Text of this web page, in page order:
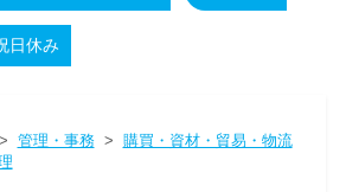
日休み
管理・事務> 購買・資材・貿易・物流